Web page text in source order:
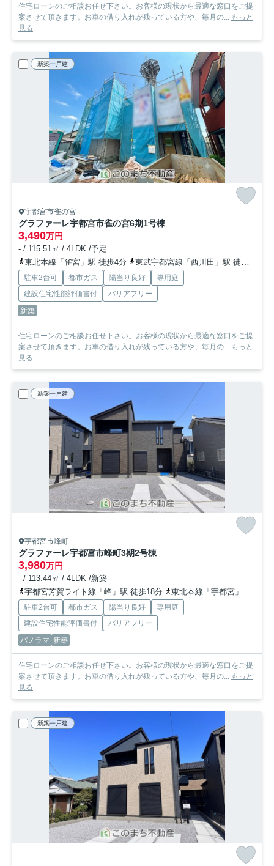
住宅ローンのご相談お任せ下さい。お客様の現状から最適な窓口をご提
案させて頂きます。お車の借り入れが残っている方や、毎月の... もっと
見る
新築一戸建
宇都宮市雀の宮
グラファーレ宇都宮市雀の宮6期1号棟
3,490万円
- / 115.51㎡ / 4LDK /予定
東北本線「雀宮」駅 徒歩4分
東武宇都宮線「西川田」駅 徒歩44分
駐車2台可 都市ガス 陽当り良好
専用庭
建設住宅性能評価書付
バリアフリー
新築
住宅ローンのご相談お任せ下さい。お客様の現状から最適な窓口をご提
案させて頂きます。お車の借り入れが残っている方や、毎月の... もっと
見る
新築一戸建
宇都宮市峰町
グラファーレ宇都宮市峰町3期2号棟
3,980万円
- / 113.44㎡ / 4LDK /新築
宇都宮芳賀ライト線「峰」駅 徒歩18分
東北本線「宇都宮」駅 徒歩34分
駐車2台可 都市ガス 陽当り良好
専用庭
建設住宅性能評価書付
バリアフリー
パノラマ 新築
住宅ローンのご相談お任せ下さい。お客様の現状から最適な窓口をご提
案させて頂きます。お車の借り入れが残っている方や、毎月の... もっと
見る
新築一戸建